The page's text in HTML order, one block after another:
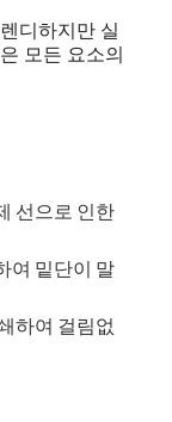
디하지만 실
모든 요소의
선으로 인한
여 밑단이 말
하여 걸림없